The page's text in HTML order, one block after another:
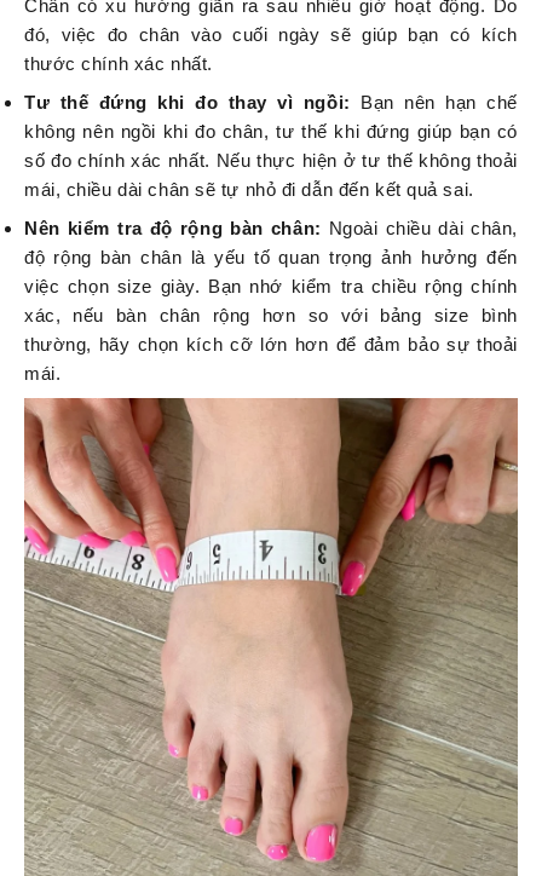
Chân có xu hướng giãn ra sau nhiều giờ hoạt động. Do
đó, việc đo chân vào cuối ngày sẽ giúp bạn có kích
thước chính xác nhất.
Tư thế đứng khi đo thay vì ngồi:
Bạn nên hạn chế
không nên ngồi khi đo chân, tư thế khi đứng giúp bạn có
số đo chính xác nhất. Nếu thực hiện ở tư thế không thoải
mái, chiều dài chân sẽ tự nhỏ đi dẫn đến kết quả sai.
Nên kiểm tra độ rộng bàn chân: Ngoài chiều dài chân,
độ rộng bàn chân là yếu tố quan trọng ảnh hưởng đến
việc chọn size giày. Bạn nhớ kiểm tra chiều rộng chính
xác, nếu bàn chân rộng hơn so với bảng size bình
thường, hãy chọn kích cỡ lớn hơn để đảm bảo sự thoải
mái.